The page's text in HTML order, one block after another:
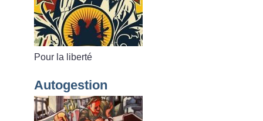
Pour la liberté
Autogestion